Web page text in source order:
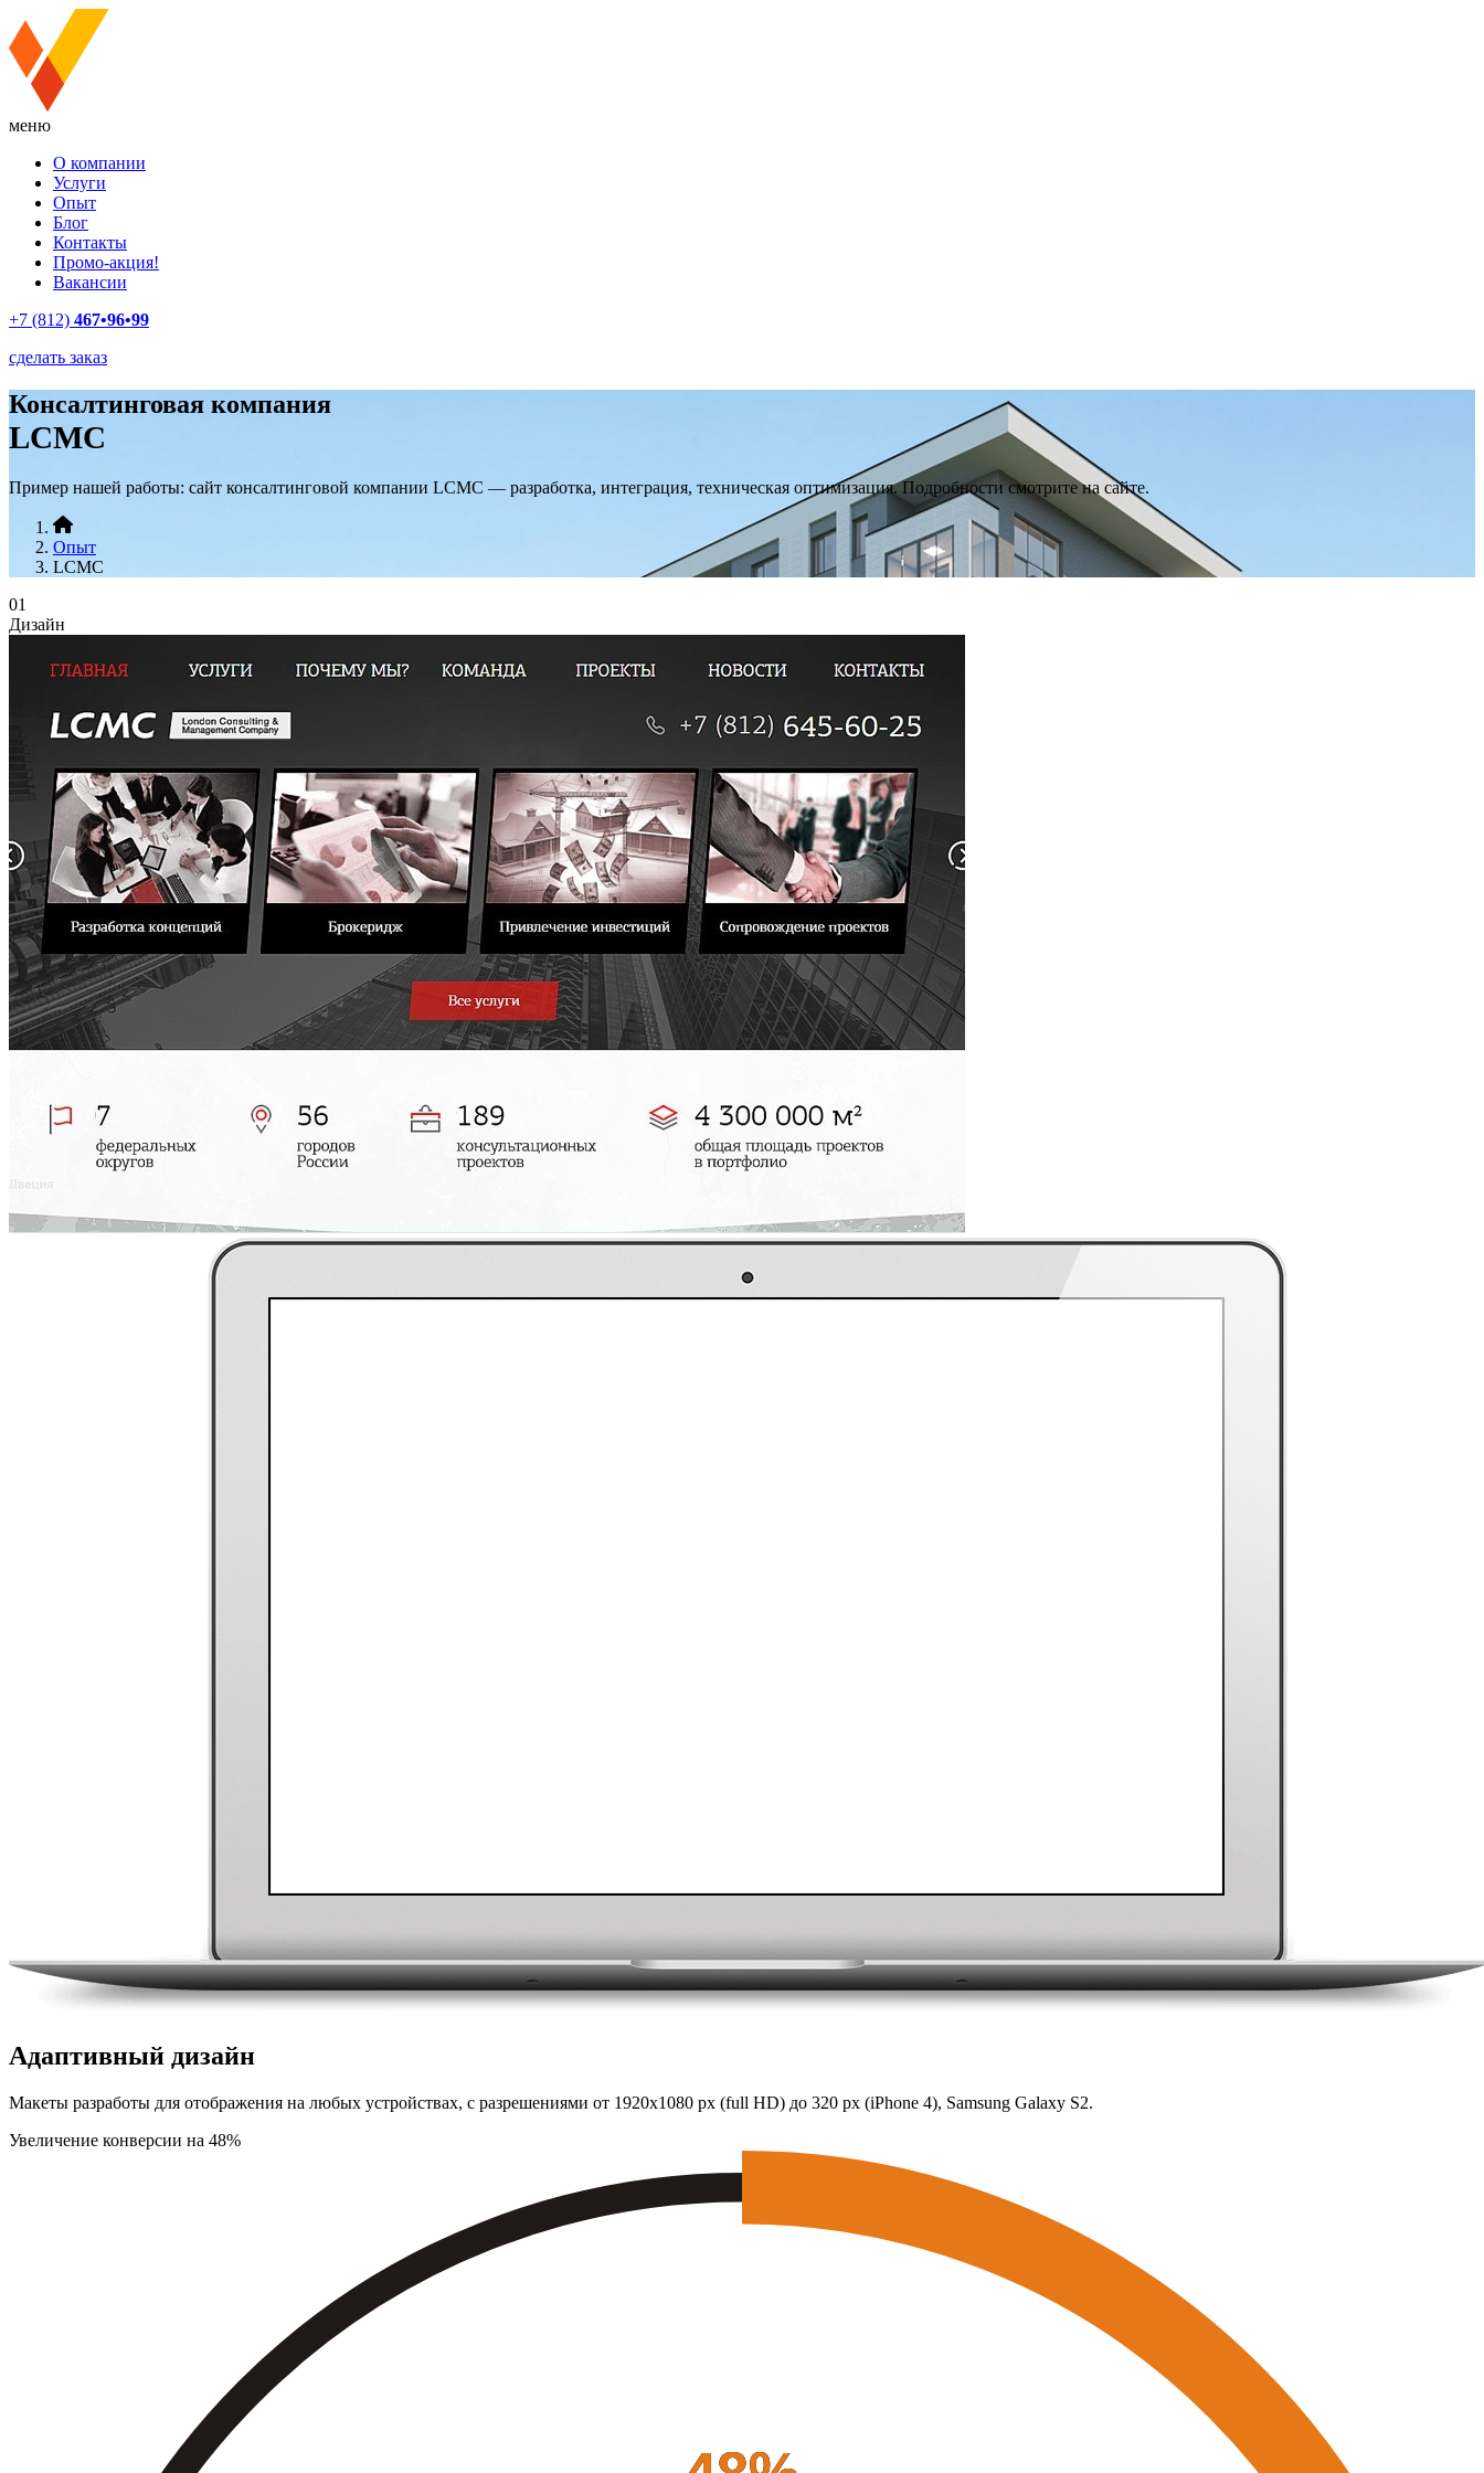
меню
О компании
Услуги
Опыт
Блог
Контакты
Промо-акция!
Вакансии
+7 (812) 467•96•99
сделать заказ
Консалтинговая компания
LCMC
Пример нашей работы: сайт консалтинговой компании LCMC — разработка, интеграция, техническая оптимизация. Подробности смотрите на сайте.
Опыт
LCMC
01
Дизайн
Адаптивный дизайн
Макеты разработы для отображения на любых устройствах, с разрешениями от 1920х1080 px (full HD) до 320 px (iPhone 4), Samsung Galaxy S2.
Увеличение конверсии на 48%